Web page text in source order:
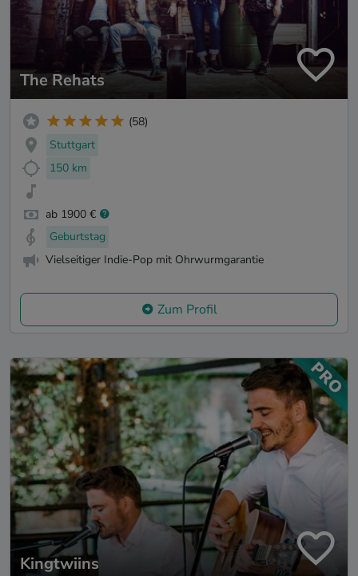
The Rehats
(58)
Stuttgart
150 km
ab 1900 €
Geburtstag
Vielseitiger Indie-Pop mit Ohrwurmgarantie
Zum Profil
Kingtwiins